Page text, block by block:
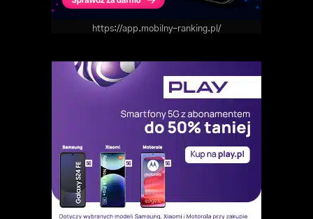
https://app.mobilny-ranking.pl/